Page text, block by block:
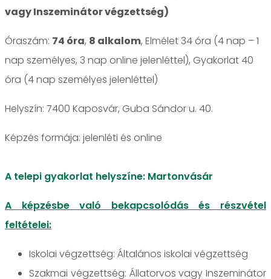
vagy Inszeminátor végzettség)
Óraszám: 74 óra, 8 alkalom, Elmélet 34 óra (4 nap – 1
nap személyes, 3 nap online jelenléttel), Gyakorlat 40
óra (4 nap személyes jelenléttel)
Helyszín: 7400 Kaposvár, Guba Sándor u. 40.
jelenléti és online
A telepi gyakorlat helyszíne: Martonvásár
A képzésbe való bekapcsolódás és részvétel
feltételei:
Iskolai végzettség: Általános iskolai végzettség
Szakmai végzettség: Állatorvos vagy Inszeminátor